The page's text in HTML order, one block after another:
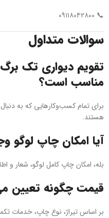
📞 ۰۹۱۱۸۰۴۲۸۰۰
سوالات متداول
تقویم دیواری تک
مناسب است؟
برای تمام کسب‌وکارهایی که به
هستند.
آیا امکان چاپ لوگو
بله، امکان چاپ کامل لوگو، شعار و
قیمت چگونه تعیین
بر اساس تیراژ، نوع چاپ، خدمات